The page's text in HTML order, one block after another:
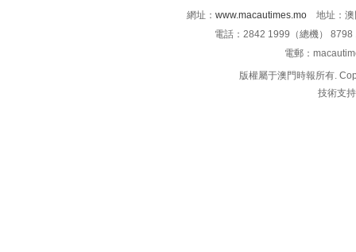
網址： www.macautimes.mo 地址：澳
電話：2842 1999（總機）
電郵：
版權屬于澳門時報所有.
技術支